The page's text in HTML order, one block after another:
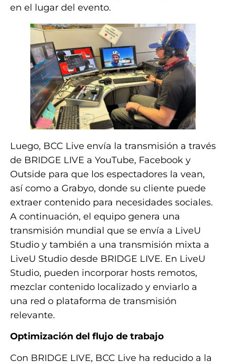
en el lugar del evento.
Luego, BCC Live envía la transmisión a través
de BRIDGE LIVE a YouTube, Facebook y
Outside para que los espectadores la vean,
así como a Grabyo, donde su cliente puede
extraer contenido para necesidades sociales.
A continuación, el equipo genera una
transmisión mundial que se envía a LiveU
Studio y también a una transmisión mixta a
LiveU Studio desde BRIDGE LIVE. En LiveU
Studio, pueden incorporar hosts remotos,
mezclar contenido localizado y enviarlo a
una red o plataforma de transmisión
relevante.
Optimización del flujo de trabajo
Con BRIDGE LIVE, BCC Live ha reducido a la